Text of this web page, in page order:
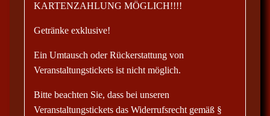
KARTENZAHLUNG MÖGLICH!!!!
Getränke exklusive!
Ein Umtausch oder Rückerstattung von
Veranstaltungstickets ist nicht möglich.
Bitte beachten Sie, dass bei unseren
Veranstaltungstickets das Widerrufsrecht gemäß §